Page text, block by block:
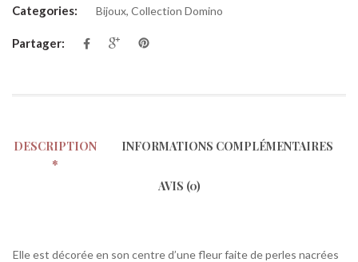
Categories: Bijoux, Collection Domino
Partager:
DESCRIPTION INFORMATIONS COMPLÉMENTAIRES
AVIS (0)
Elle est décorée en son centre d’une fleur faite de perles nacrées